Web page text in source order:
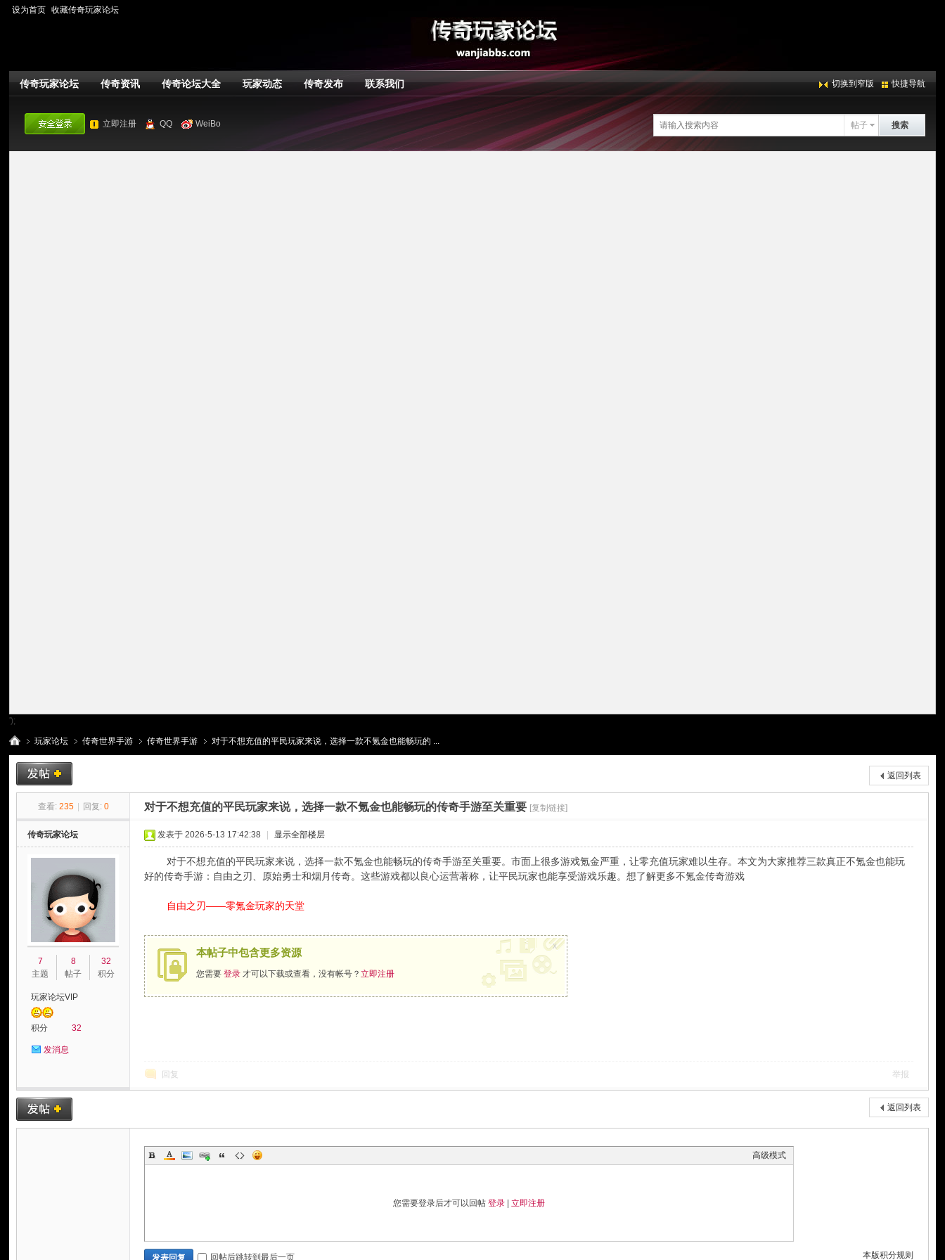
设为首页 收藏传奇玩家论坛
快捷导航
切换到窄版
传奇玩家论坛 传奇资讯 传奇论坛大全 玩家动态 传奇发布 联系我们
立即注册 QQ WeiBo 帖子 搜索
');
玩家论坛
›
传奇世界手游 传奇世界手游
›
对于不想充值的平民玩家来说，选择一款不氪金也能畅玩的 ...
返回列表
查看: 235 回复: 0 对于不想充值的平民玩家来说，选择一款不氪金也能畅玩的传奇手游至关重要 [复制链接]
传奇玩家论坛
7
主题
8
帖子
32
积分
玩家论坛VIP
积分 32
发消息
发表于 2026-5-13 17:42:38 显示全部楼层
对于不想充值的平民玩家来说，选择一款不氪金也能畅玩的传奇手游至关重要。市面上很多游戏氪金严重，让零充值玩家难以生存。本文为大家推荐三款真正不氪金也能玩
好的传奇手游：自由之刃、原始勇士和烟月传奇。这些游戏都以良心运营著称，让平民玩家也能享受游戏乐趣。想了解更多不氪金传奇游戏
自由之刃——零氪金玩家的天堂
本帖子中包含更多资源
您需要登录 才可以下载或查看，没有帐号？立即注册
x
回复 举报
返回列表
高级模式
您需要登录后才可以回帖登录 |立即注册
本版积分规则
发表回复 回帖后跳转到最后一页